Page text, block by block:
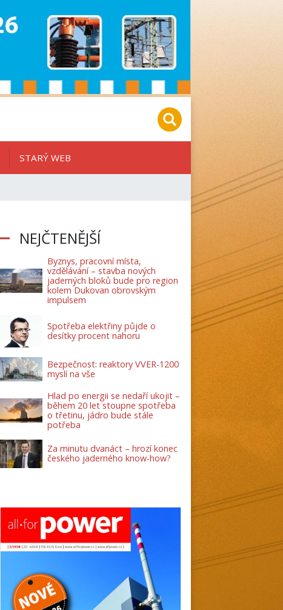
STARÝ WEB
NEJČTENĚJŠÍ
Byznys, pracovní místa,
vzdělávání – stavba nových
jaderných bloků bude pro region
kolem Dukovan obrovským
impulsem
Spotřeba elektřiny půjde o
desítky procent nahoru
Bezpečnost: reaktory VVER-1200
myslí na vše
Hlad po energii se nedaří ukojit –
během 20 let stoupne spotřeba
o třetinu, jádro bude stále
potřeba
Za minutu dvanáct – hrozí konec
českého jaderného know-how?